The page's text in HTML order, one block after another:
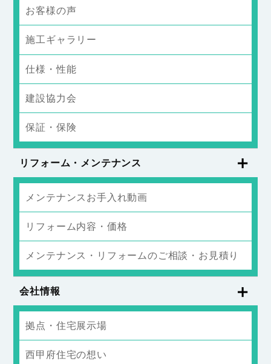
お客様の声
施工ギャラリー
仕様・性能
建設協力会
保証・保険
リフォーム・メンテナンス
メンテナンスお手入れ動画
リフォーム内容・価格
メンテナンス・リフォームのご相談・お見積り
会社情報
拠点・住宅展示場
西甲府住宅の想い